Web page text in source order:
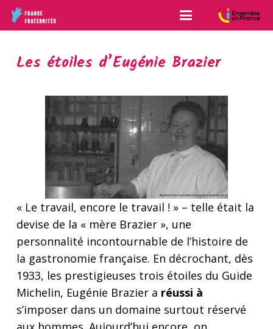
Les étoiles d’Eugénie Brazier
« Le travail, encore le travail ! » – telle était la
devise de la « mère Brazier », une
personnalité incontournable de l’histoire de
la gastronomie française. En décrochant, dès
1933, les prestigieuses trois étoiles du Guide
Michelin, Eugénie Brazier a réussi à
s’imposer dans un domaine surtout réservé